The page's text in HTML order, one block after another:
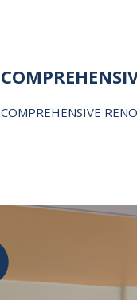
COMPREHENSIVE